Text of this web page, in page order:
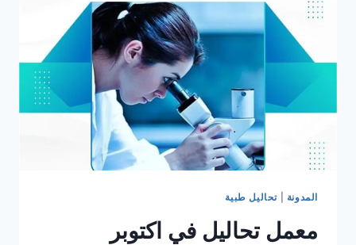
المدونة تحاليل طبية
معمل تحاليل في اكتوبر